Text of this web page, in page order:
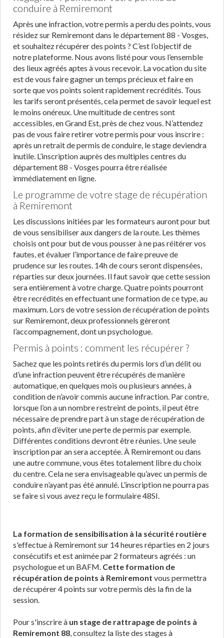
conduire à Remiremont
Après une infraction, votre permis a perdu des points, vous
résidez sur Remiremont dans le département 88 - Vosges,
et souhaitez récupérer des points ? C’est l’objectif de
notre plateforme. Nous avons listé pour vous l’ensemble
des lieux agréés aptes à vous recevoir. La vocation du site
est de vous faire gagner un temps précieux et faire en
sorte que vos points soient rapidement recrédités. Tous
les tarifs seront présentés, cela permet de savoir lequel est
le moins onéreux. Une multitude de centres sont
accessibles, en Grand Est, près de chez vous. N’attendez
pas de vous faire retirer votre permis pour vous inscrire :
après un retrait de permis de conduire, le stage deviendra
inutile. L’inscription auprès des multiples centres du
département 88 - Vosges pourra être réalisée
immédiatement en ligne.
Le programme de votre stage de récupération
à Remiremont
Les discussions initiées par les formateurs auront pour but
de vous sensibiliser aux dangers de la route. Les thèmes
choisis ont pour but de vous pousser à ne pas réitérer vos
fautes, et évaluer l’importance de faire preuve de
prudence sur les routes. 14h de cours seront dispensées,
réparties sur deux journées. Il faut savoir que cette session
sera entièrement à votre charge. Quatre points pourront
être recrédités en effectuant une formation de ce type, au
maximum. Lors de votre session de récupération de points
sur Remiremont, deux professionnels gèreront
l’accompagnement, dont un psychologue.
Permis à points : comment les récupérer ?
Sachez que les points retirés du permis lors d’un délit ou
d’une infraction peuvent être récupérés de manière
automatique, en quelques mois ou plusieurs années, à
condition de n’avoir commis aucune infraction. Par contre,
lorsque l’on a un nombre restreint de points, il peut être
nécessaire de prendre part à un stage de récupération de
points, afin d’éviter une perte de permis par exemple.
Différentes conditions devront être réunies. Une seule
inscription par an sera acceptée. À Remiremont ou dans
une autre commune, vous êtes totalement libre du choix
du centre. Cela ne sera envisageable qu’avec un permis de
conduire n’ayant pas été annulé. L’inscription ne pourra pas
se faire si vous avez reçu le formulaire 48SI.
La formation de sensibilisation à la sécurité routière
s'effectue à Remiremont sur 14 heures réparties en 2 jours
consécutifs et est animée par 2 formateurs agréés : un
psychologue et un BAFM. Cette formation de
récupération de points à Remiremont vous permettra
de récupérer 4 points sur votre permis dès la fin de la
session.
Pour s'inscrire à un stage de rattrapage de points à
Remiremont 88, consultez la liste des stages à